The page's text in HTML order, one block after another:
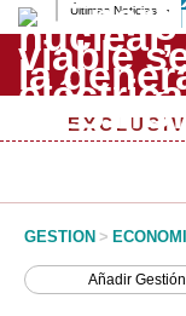
Últimas Noticias
Lo último
Peru Quiosco
Management &
GESTION >
AñadirGestión